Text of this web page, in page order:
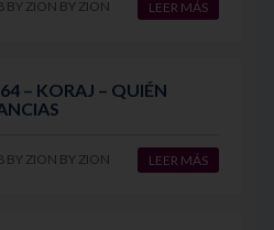
BY ZION BY ZION LEER MÁS
– KORAJ – QUIÉN
BY ZION BY ZION LEER MÁS